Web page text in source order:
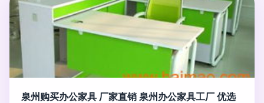
泉州购买办公家具 厂家直销 泉州办公家具工厂 优选